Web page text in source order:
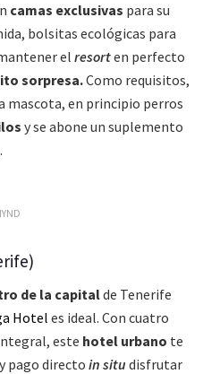
camas exclusivas para su
bolsitas ecológicas para
el resorten perfecto
sorpresa.Como requisitos,
mascota, en principio perros
y se abone un suplemento
de la capitalde Tenerife
Hotel es ideal. Con cuatro
este hotel urbano te
y pago directo in situ disfrutar